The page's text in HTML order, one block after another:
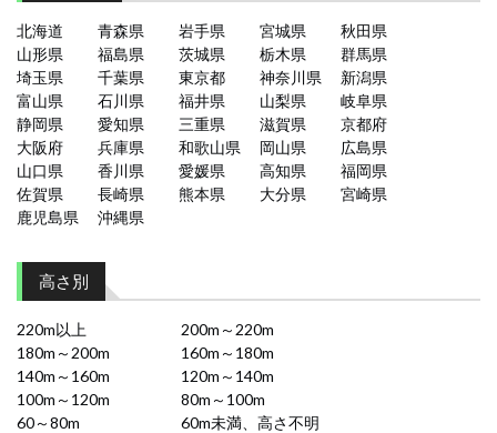
北海道 青森県 岩手県 宮城県
秋田県
山形県
福島県 茨城県 栃木県
群馬県
埼玉県
千葉県 東京都 神奈川県
新潟県
富山県
石川県 福井県 山梨県
岐阜県
静岡県
愛知県 三重県 滋賀県
京都府
大阪府
兵庫県 和歌山県 岡山県
広島県
山口県
香川県 愛媛県 高知県
福岡県
佐賀県
長崎県 熊本県 大分県
宮崎県
鹿児島県
沖縄県
高さ別
220m以上
200m～220m
180m～200m
160m～180m
140m～160m
120m～140m
100m～120m
80m～100m
60～80m
60m未満、高さ不明